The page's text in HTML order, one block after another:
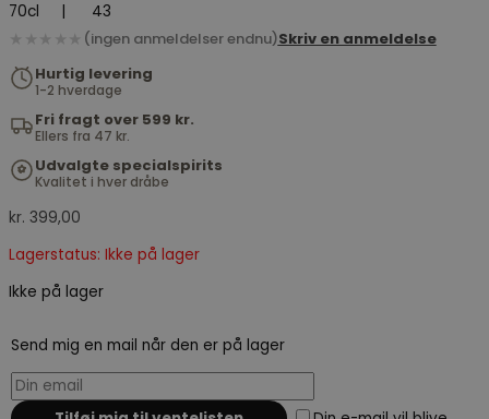
70cl 43
★★★★★ (ingen anmeldelser endnu)Skriv en anmeldelse
Hurtig levering
1-2 hverdage
Fri fragt over 599 kr.
Ellers fra 47 kr.
Udvalgte specialspirits
Kvalitet i hver dråbe
kr. 399,00
Lagerstatus: Ikke på lager
Ikke på lager
Send mig en mail når den er på lager